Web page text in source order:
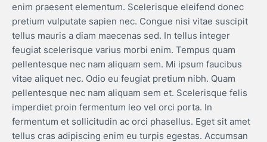
enim praesent elementum. Scelerisque eleifend donec
pretium vulputate sapien nec. Congue nisi vitae suscipit
tellus mauris a diam maecenas sed. In tellus integer
feugiat scelerisque varius morbi enim. Tempus quam
pellentesque nec nam aliquam sem. Mi ipsum faucibus
vitae aliquet nec. Odio eu feugiat pretium nibh. Quam
pellentesque nec nam aliquam sem et. Scelerisque felis
imperdiet proin fermentum leo vel orci porta. In
fermentum et sollicitudin ac orci phasellus. Eget sit amet
tellus cras adipiscing enim eu turpis egestas. Accumsan